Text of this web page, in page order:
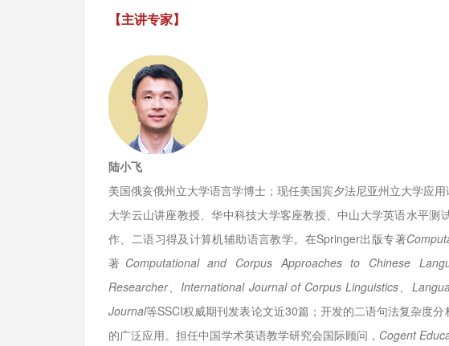
【主讲专家】
陆小飞
美国俄亥俄州立大学语言学博士；现任美国宾夕法尼亚州立大学应
大学云山讲座教授、华中科技大学客座教授、中山大学英语水平
作、二语习得及计算机辅助语言教学。在Springer出版专著
著 Computational and Corpus Approaches to Chinese
Researcher、International Journal of Corpus Linguistics、
Journal等SSCI权威期刊发表论文近30篇；开发的二语句法复杂度
的广泛应用。担任中国学术英语教学研究会国际顾问， Cogent